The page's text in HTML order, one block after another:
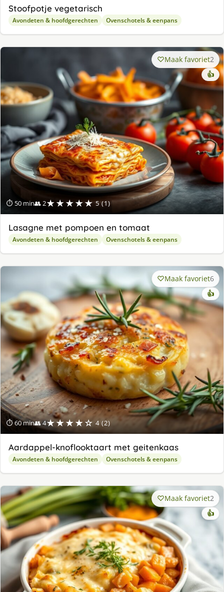
Stoofpotje vegetarisch
Avondeten & hoofdgerechten Ovenschotels & eenpans
⏱ 50 min👥 2★★★★★ 5 (1)
Maak favoriet2
👍
Lasagne met pompoen en tomaat
Avondeten & hoofdgerechten Ovenschotels & eenpans
⏱ 60 min👥 4★★★★☆ 4 (2)
Maak favoriet6
👍
Aardappel-knoflooktaart met geitenkaas
Avondeten & hoofdgerechten Ovenschotels & eenpans
Maak favoriet2
👍